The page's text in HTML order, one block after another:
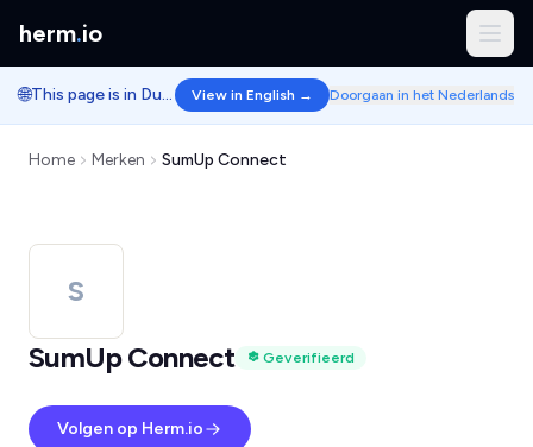
herm.io
🌐 This page is in Dutch. View in English → Doorgaan in het Nederlands
Home Merken SumUp Connect
S
SumUp Connect
Geverifieerd
Volgen op Herm.io